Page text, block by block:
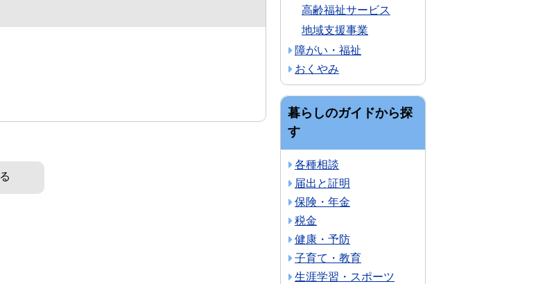
高齢福祉サービス
地域支援事業
障がい・福祉
おくやみ
暮らしのガイドから探
す
各種相談
届出と証明
保険・年金
税金
健康・予防
子育て・教育
生涯学習・スポーツ